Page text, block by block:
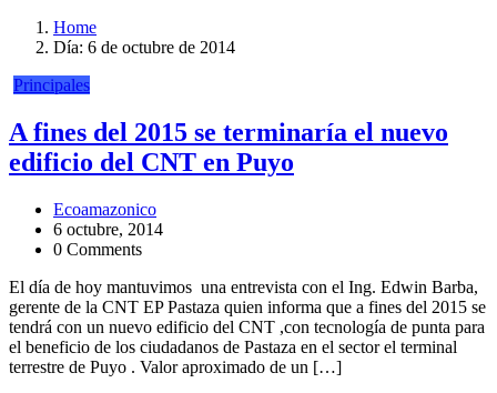
Home
Día: 6 de octubre de 2014
Principales
A fines del 2015 se terminaría el nuevo
edificio del CNT en Puyo
Ecoamazonico
6 octubre, 2014
0 Comments
El día de hoy mantuvimos una entrevista con el Ing. Edwin Barba,
gerente de la CNT EP Pastaza quien informa que a fines del 2015 se
tendrá con un nuevo edificio del CNT ,con tecnología de punta para
el beneficio de los ciudadanos de Pastaza en el sector el terminal
terrestre de Puyo . Valor aproximado de un […]